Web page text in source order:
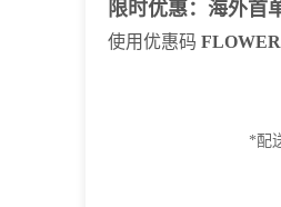
限时优惠：海外首
使用优惠码
*配